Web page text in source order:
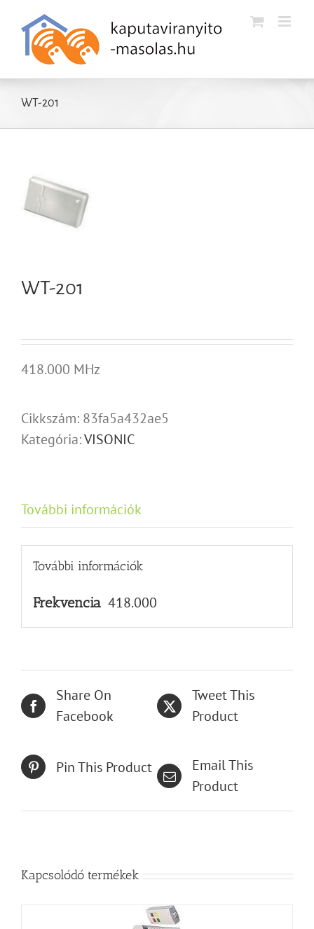
Kihagyás
WT-201
WT-201
418.000 MHz
Cikkszám: 83fa5a432ae5
Kategória:VISONIC
További információk
További információk
Frekvencia 418.000
Share On
Facebook
Tweet This
Product
Pin This Product
Email This
Product
Kapcsolódó termékek